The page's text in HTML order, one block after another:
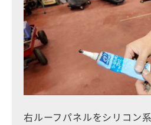
右ルーフパネルをシリコン